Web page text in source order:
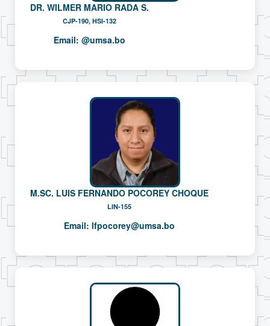
DR. WILMER MARIO RADA S.
CJP-190, HSI-132
Email: @umsa.bo
M.SC. LUIS FERNANDO POCOREY CHOQUE
LIN-155
Email: lfpocorey@umsa.bo